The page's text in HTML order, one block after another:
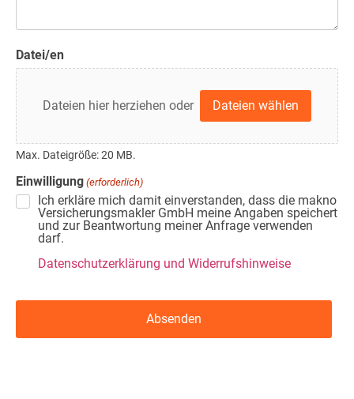
Datei/en
Dateien hier herziehen oder Dateien wählen
Max. Dateigröße: 20 MB.
Einwilligung (erforderlich)
Ich erkläre mich damit einverstanden, dass die makno
Versicherungsmakler GmbH meine Angaben speichert
und zur Beantwortung meiner Anfrage verwenden
darf.
Datenschutzerklärung und Widerrufshinweise